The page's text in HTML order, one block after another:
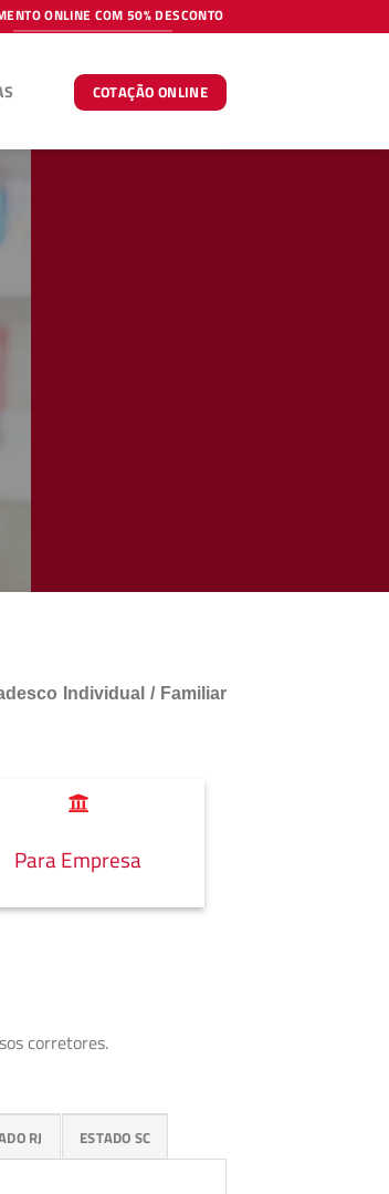
ONLINE COM 50% DESCONTO
COTAÇÃO ONLINE
Individual / Familiar
Para Empresa
corretores.
RJ ESTADO SC